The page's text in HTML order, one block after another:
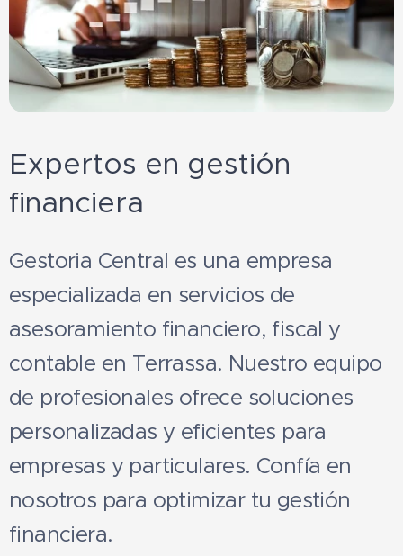
Expertos en gestión
financiera
Gestoria Central es una empresa
especializada en servicios de
asesoramiento financiero, fiscal y
contable en Terrassa. Nuestro equipo
de profesionales ofrece soluciones
personalizadas y eficientes para
empresas y particulares. Confía en
nosotros para optimizar tu gestión
financiera.